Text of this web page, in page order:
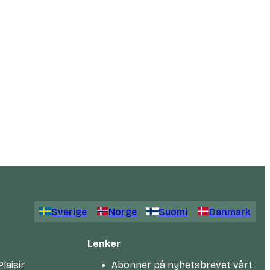
Sverige Norge Suomi Danmark
Lenker
Abonner på nyhetsbrevet vårt